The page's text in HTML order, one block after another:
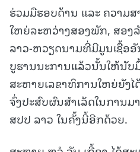
ຮ່ວມມືຮອບດ້ານ ແລະ ຄວາມ
ໃຫຍ່ລະຫວ່າງສອງພັກ, ສອງ
ລາວ-ຫວຽດນາມທີ່ມີມູນເຊື້ອ
ບູຮານນະການແລ້ວນັ້ນໃຫ້ນັ
ສະຫາຍເລຂາທິການໃຫຍ່ຍັງ
ຈົ່ງປະສົບຜົນສຳເລັດໃນການມ
ສປປ ລາວ ໃນຄັ້ງນີ້ອີກດ້ວຍ.